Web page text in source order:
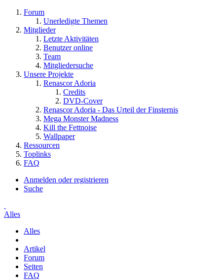
Forum
Unerledigte Themen
Mitglieder
Letzte Aktivitäten
Benutzer online
Team
Mitgliedersuche
Unsere Projekte
Renascor Adoria
Credits
DVD-Cover
Renascor Adoria - Das Urteil der Finsternis
Mega Monster Madness
Kill the Fettnoise
Wallpaper
Ressourcen
Toplinks
FAQ
Anmelden oder registrieren
Suche
Alles
Alles
Artikel
Forum
Seiten
FAQ